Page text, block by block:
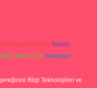
Teams:
606 0 726 Telegram:
Bilgi Teknolojileri ve